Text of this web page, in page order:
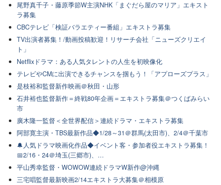
尾野真千子・藤原季節W主演NHK「まぐだら屋のマリア」エキスト
ラ募集
CBCテレビ「検証バラエティー番組」エキストラ募集
TV出演者募集！/動画投稿歓迎！リサーチ会社「ニューズクリエイ
ト」
Netflixドラマ：ある人気タレントの人生を初映像化
テレビやCMに出演できるチャンスを掴もう！「アプローズプラス」
是枝裕和監督新作映画＠秋田・山形
石井裕也監督新作＝終戦80年企画＝エキストラ募集＠つくばみらい
市
廣木隆一監督＜全世界配信＞連続ドラマ・エキストラ募集
阿部寛主演・TBS最新作品◆1/28～31＠群馬(太田市)、2/4＠千葉市
🔔人気ドラマ映画化作品◆イベント客・参加者役エキストラ募集！
📅2/16・24＠埼玉(三郷市)、…
平山秀幸監督・WOWOW連続ドラマW新作@沖縄
三宅唱監督最新映画2/14エキストラ大募集＠相模原